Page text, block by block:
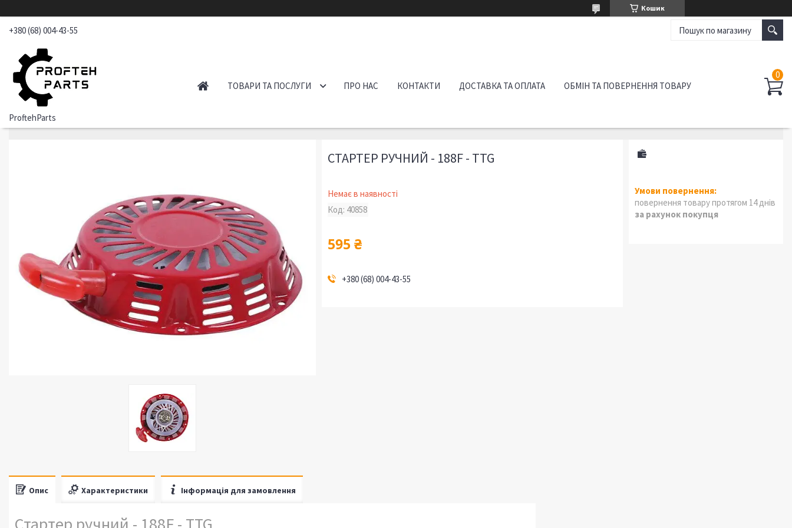
Кошик
+380 (68) 004-43-55
ProftehParts
ТОВАРИ ТА ПОСЛУГИ ПРО НАС КОНТАКТИ ДОСТАВКА ТА ОПЛАТА ОБМІН ТА ПОВЕРНЕННЯ ТОВАРУ
СТАРТЕР РУЧНИЙ - 188F - TTG
Немає в наявності
Код: 40858
595 ₴
+380 (68) 004-43-55
повернення товару протягом 14 днів
за рахунок покупця
Опис Характеристики Інформація для замовлення